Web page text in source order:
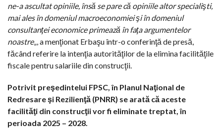
ne-a ascultat opiniile, însă se pare că opiniile altor specialişti,
mai ales în domeniul macroeconomiei şi în domeniul
consultanţei economice primează în faţa argumentelor
noastre„, a menţionat Erbaşu într-o conferinţă de presă,
făcând referire la intenţia autorităţilor de la elimina facilităţile
fiscale pentru salariile din construcţii.
Potrivit preşedintelui FPSC, în Planul Naţional de
Redresare şi Rezilienţă (PNRR) se arată că aceste
facilităţi din construcţii vor fi eliminate treptat, în
perioada 2025 – 2028.